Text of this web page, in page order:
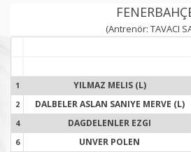
(Antrenör: TAVACI
1 YILMAZ MELIS (L)
2 DALBELER ASLAN SANIYE MERVE (L)
4 DAGDELENLER EZGI
6 UNVER POLEN